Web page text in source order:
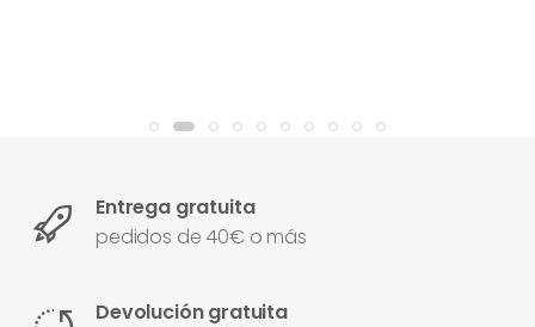
Entrega gratuita
pedidos de 40€ o más
Devolución gratuita